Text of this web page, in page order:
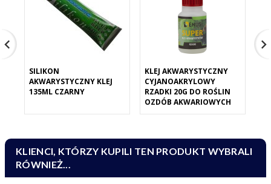
SILIKON
AKWARYSTYCZNY KLEJ
135ML CZARNY
KLEJ AKWARYSTYCZNY
CYJANOAKRYLOWY
RZADKI 20G DO ROŚLIN
OZDÓB AKWARIOWYCH
KLIENCI, KTÓRZY KUPILI TEN PRODUKT WYBRALI
RÓWNIEŻ...